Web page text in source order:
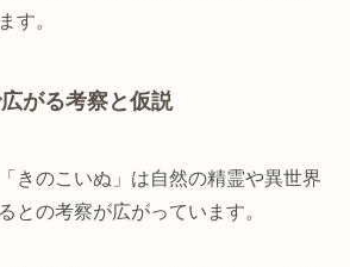
す。
がる考察と仮説
きのこいぬ」は自然の精霊や異世界
との考察が広がっています。